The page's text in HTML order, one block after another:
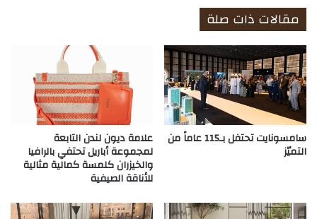
مقالات ذات صلة
سامسونايت تحتفل بـ115 عاماً من
التميّز
علامة ديون لندن التابعة
لمجموعة أباريل تحتفي بالرافيا
والخيزران كلمسة كمالية مثالية
للأناقة الصيفية